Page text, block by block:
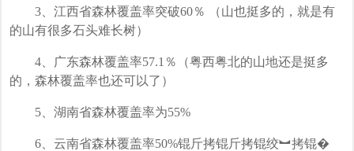
3、江西省森林覆盖率突破60％ （山也挺多的，就是有
的山有很多石头难长树）
4、广东森林覆盖率57.1％（粤西粤北的山地还是挺多
的，森林覆盖率也还可以了）
5、湖南省森林覆盖率为55%
6、云南省森林覆盖率50%锟斤拷锟斤拷锟绞︼拷锟�